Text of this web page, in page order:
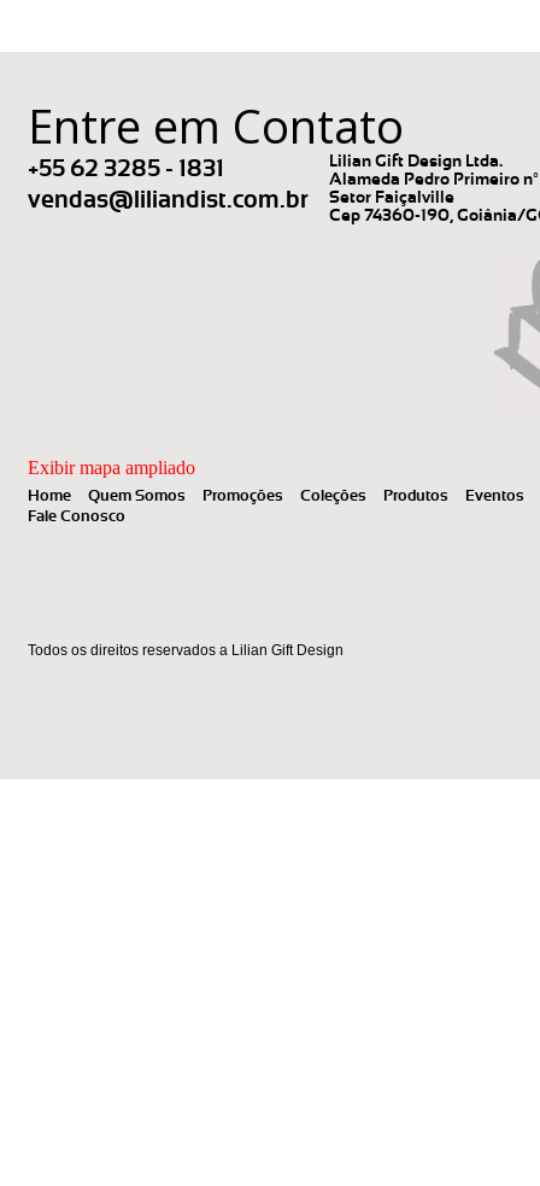
Entre em Contato
+55 62 3285 - 1831
vendas@liliandist.com.br
Lilian Gift Design Ltda.
Alameda Pedro Primeiro
Setor Faiçalville
Cep 74360-190, Goiânia/
Exibir mapa ampliado
Home Quem Somos Promoções Coleções Produtos
Eventos
Fale Conosco
Todos os direitos reservados a Lilian Gift Design